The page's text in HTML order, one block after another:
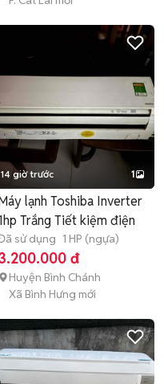
14 giờ trước 1
lạnh Toshiba Inverter
Trắng Tiết kiệm điện
sử dụng 1 HP (ngựa)
đ
Huyện Bình Chánh
Xã Bình Hưng mới